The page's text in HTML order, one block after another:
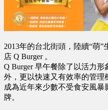
2013年的台北街頭，陸續“萌
店 Q Burger 。
Q Burger 早午餐除了以活力
外，更以快速又有效率的管理
成為近年來少數不受食安風
牌。